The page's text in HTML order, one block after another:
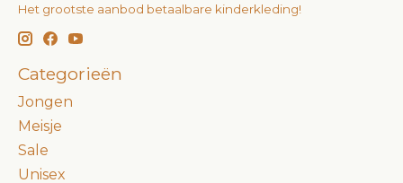
Het grootste aanbod betaalbare kinderkleding!
Categorieën
Jongen
Meisje
Sale
Unisex